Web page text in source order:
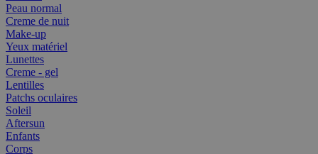
Peau normal
Creme de nuit
Make-up
Yeux matériel
Lunettes
Creme - gel
Lentilles
Patchs oculaires
Soleil
Aftersun
Enfants
Corps